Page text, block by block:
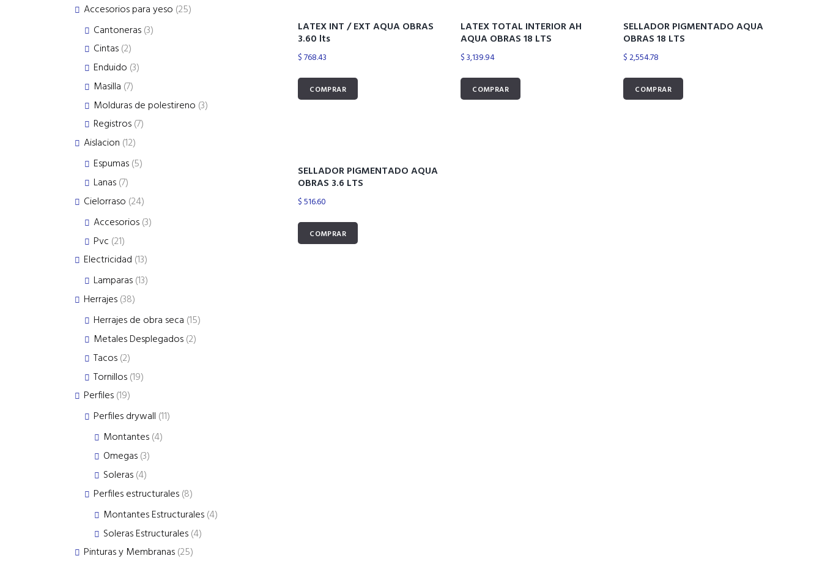
LATEX INT / EXT AQUA OBRAS
3.60 lts
$768.43
COMPRAR
LATEX TOTAL INTERIOR AH
AQUA OBRAS 18 LTS
$3,139.94
COMPRAR
SELLADOR PIGMENTADO AQUA
OBRAS 18 LTS
$2,554.78
COMPRAR
SELLADOR PIGMENTADO AQUA
OBRAS 3.6 LTS
$516.60
COMPRAR
Accesorios para yeso 2525
Cantoneras 33
Cintas 22
products
Enduido 33
Masilla 77
products
Molduras de polestireno 33
Registros 77
Aislacion 1212
products
Espumas 55
Lanas 77
products
Cielorraso 2424
products
Accesorios 33
Pvc 2121
products
Electricidad 1313
products
Lamparas 1313
Herrajes 3838
products
Herrajes de obra seca 1515
Metales Desplegados 22
Tacos 22
products
Tornillos 1919
Perfiles 1919
products
Perfiles drywall 1111
Montantes 44
Omegas 33
Soleras 44
products
Perfiles estructurales 88
products
Montantes Estructurales 44
Soleras Estructurales 44
Pinturas y Membranas 2525